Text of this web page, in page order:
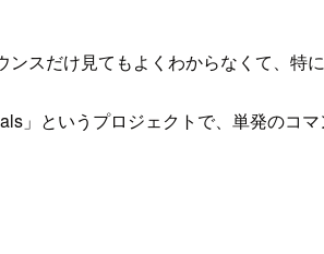
スだけ見てもよくわからなくて、特
」というプロジェクトで、単発のコ